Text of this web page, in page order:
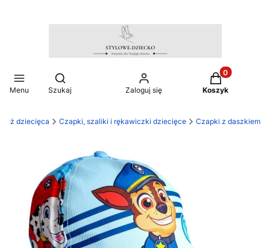
Menu
Otwórz wyszukiwarkę
Szukaj Zaloguj się
Produkty w
Koszyk
dziecięca Czapki, szaliki i rękawiczki dziecięce Czapki z daszkiem